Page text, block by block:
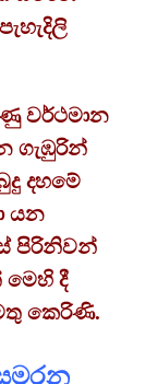
වර්ථමාන
ගැඹුරින්
දහමේ
යන
පිරිනිවන්
දී
කෙරිණි.